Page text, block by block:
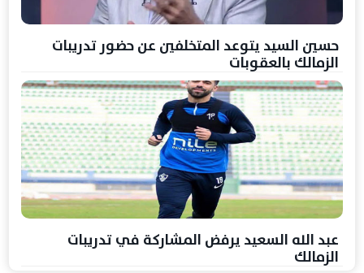
حسين السيد يتوعد المتخلفين عن حضور تدريبات
الزمالك بالعقوبات
عبد الله السعيد يرفض المشاركة في تدريبات
الزمالك